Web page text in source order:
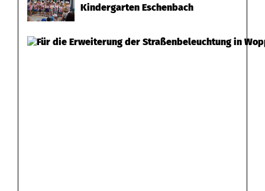
Kindergarten Eschenbach